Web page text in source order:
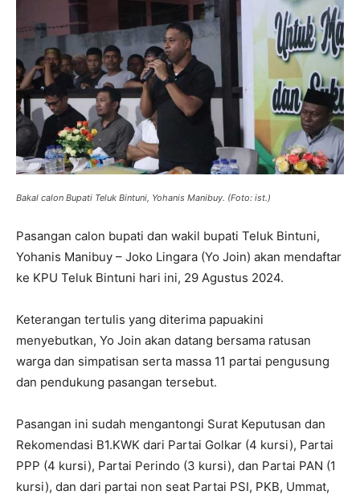
Bakal calon Bupati Teluk Bintuni, Yohanis Manibuy. (Foto: ist.)
Pasangan calon bupati dan wakil bupati Teluk Bintuni,
Yohanis Manibuy – Joko Lingara (Yo Join) akan mendaftar
ke KPU Teluk Bintuni hari ini, 29 Agustus 2024.
Keterangan tertulis yang diterima papuakini
menyebutkan, Yo Join akan datang bersama ratusan
warga dan simpatisan serta massa 11 partai pengusung
dan pendukung pasangan tersebut.
Pasangan ini sudah mengantongi Surat Keputusan dan
Rekomendasi B1.KWK dari Partai Golkar (4 kursi), Partai
PPP (4 kursi), Partai Perindo (3 kursi), dan Partai PAN (1
kursi), dan dari partai non seat Partai PSI, PKB, Ummat,